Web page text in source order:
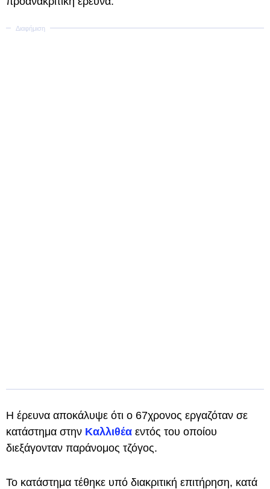
Η έρευνα αποκάλυψε ότι ο 67χρονος εργαζόταν σε
κατάστημα στην Καλλιθέα εντός του οποίου
διεξάγονταν παράνομoς τζόγος.
Το κατάστημα τέθηκε υπό διακριτική επιτήρηση, κατά